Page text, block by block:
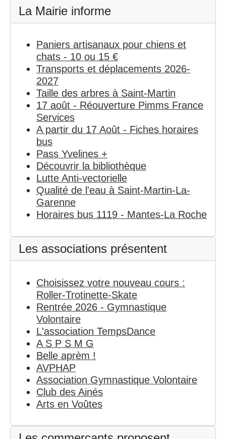
La Mairie informe
Paniers artisanaux pour chiens et
chats - 10 ou 15 €
Transports et déplacements 2026-
2027
Taille des arbres à Saint-Martin
17 août - Réouverture Pimms France
Services
A partir du 17 Août - Fiches horaires
bus
Pass Yvelines +
Découvrir la bibliothèque
Lutte Anti-vectorielle
Qualité de l'eau à Saint-Martin-La-
Garenne
Horaires bus 1119 - Mantes-La Roche
Les associations présentent
Choisissez votre nouveau cours :
Roller-Trotinette-Skate
Rentrée 2026 - Gymnastique
Volontaire
L'association TempsDance
A S P S M G
Belle aprèm !
AVPHAP
Association Gymnastique Volontaire
Club des Ainés
Arts en Voûtes